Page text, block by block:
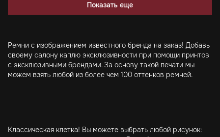
Показать еще
Ремни с изображением известного бренда на заказ! Добавь
своему салону каплю эксклюзивности при помощи принтов
с эксклюзивными брендами. За основу такой печати мы
можем взять любой из более чем 100 оттенков ремней.
Классическая клетка! Вы можете выбрать любой рисунок: